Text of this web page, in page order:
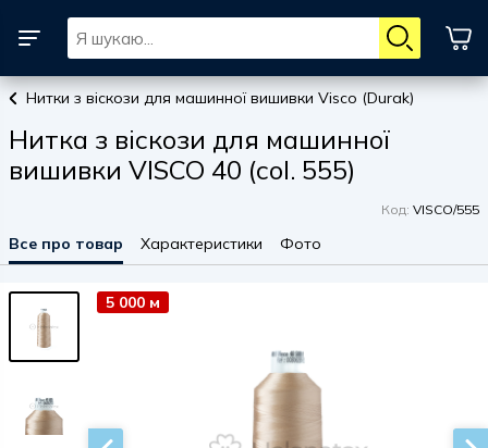
Нитки з віскози для машинної вишивки Visco (Durak)
Нитка з віскози для машинної
вишивки VISCO 40 (col. 555)
Код: VISCO/555
Все про товар Характеристики Фото
5 000 м
5 000 м
5 000 м
5 000 м